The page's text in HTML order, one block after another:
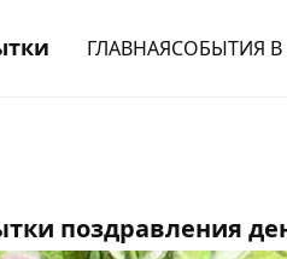
ГЛАВНАЯСОБЫТИЯ В
поздравления